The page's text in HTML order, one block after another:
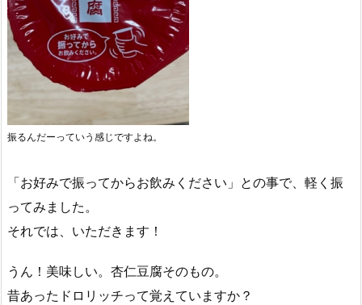
振るんだーっていう感じですよね。
「お好みで振ってからお飲みください」との事で、軽く振
ってみました。
それでは、いただきます！
うん！美味しい。杏仁豆腐そのもの。
昔あったドロリッチって覚えていますか？